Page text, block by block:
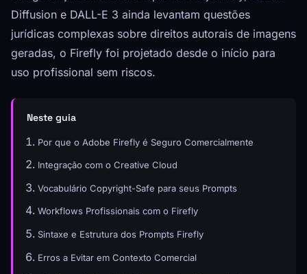
Diffusion e DALL-E 3 ainda levantam questões
jurídicas complexas sobre direitos autorais de imagens
geradas, o Firefly foi projetado desde o início para
uso profissional sem riscos.
Neste guia
Por que o Adobe Firefly é Seguro Comercialmente
Integração com o Creative Cloud
Vocabulário Copyright-Safe para seus Prompts
Workflows Profissionais com o Firefly
Sintaxe e Estrutura dos Prompts Firefly
Erros a Evitar em Contexto Comercial